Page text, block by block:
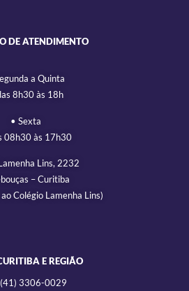
DE ATENDIMENTO
a Quinta
8h30 às 18h
• Sexta
08h30 às 17h30
Lins, 2232
– Curitiba
Colégio Lamenha Lins)
E REGIÃO
(41) 3306-0029